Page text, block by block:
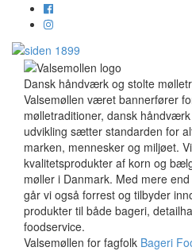
Dansk håndværk og stolte
Valsemøllen været bannerfører
mølletraditioner, dansk
udvikling sætter standarden for
marken, mennesker og miljøet.
kvalitetsprodukter af korn og
møller i Danmark. Med mere
går vi også forrest og tilbyder
produkter til både bageri,
foodservice.
Valsemøllen for fagfolk Bageri